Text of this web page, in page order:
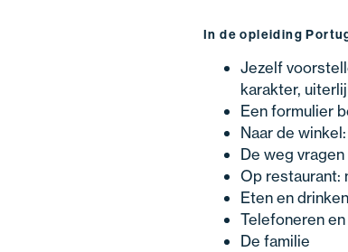
In de opleiding
Jezelf
karakter,
Een formulier
Naar de
De weg
Op restaurant:
Eten en drinken
Telefoneren
De familie